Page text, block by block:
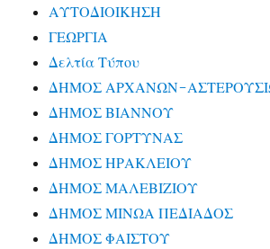
ΑΥΤΟΔΙΟΙΚΗΣΗ
ΓΕΩΡΓΙΑ
Δελτία Τύπου
ΔΗΜΟΣ ΑΡΧΑΝΩΝ-
ΔΗΜΟΣ ΒΙΑΝΝΟΥ
ΔΗΜΟΣ ΓΟΡΤΥΝΑΣ
ΔΗΜΟΣ ΗΡΑΚΛΕΙΟΥ
ΔΗΜΟΣ ΜΑΛΕΒΙΖΙΟΥ
ΔΗΜΟΣ ΜΙΝΩΑ ΠΕΔΙΑΔΟΣ
ΔΗΜΟΣ ΦΑΙΣΤΟΥ